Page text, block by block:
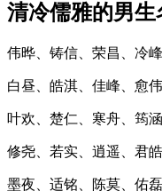
清冷儒雅的男生
伟晔、铸信、荣昌、冷峰
白昼、皓淇、佳峰、愈伟
叶欢、楚仁、寒舟、筠涵
修尧、若实、逍遥、君皓
墨夜、适铭、陈莫、佑磊